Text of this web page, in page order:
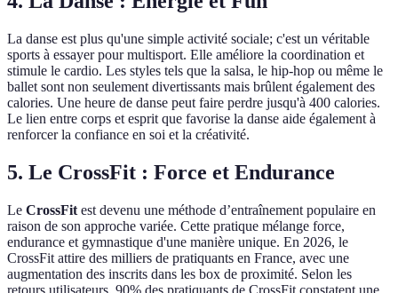
La danse est plus qu'une simple activité sociale; c'est un véritable
sports à essayer pour multisport. Elle améliore la coordination et
stimule le cardio. Les styles tels que la salsa, le hip-hop ou même le
ballet sont non seulement divertissants mais brûlent également des
calories. Une heure de danse peut faire perdre jusqu'à 400 calories.
Le lien entre corps et esprit que favorise la danse aide également à
renforcer la confiance en soi et la créativité.
5. Le CrossFit : Force et Endurance
Le CrossFit est devenu une méthode d’entraînement populaire en
raison de son approche variée. Cette pratique mélange force,
endurance et gymnastique d'une manière unique. En 2026, le
CrossFit attire des milliers de pratiquants en France, avec une
augmentation des inscrits dans les box de proximité. Selon les
retours utilisateurs, 90% des pratiquants de CrossFit constatent une